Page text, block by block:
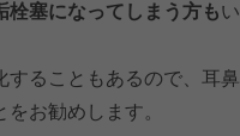
栓塞になってしまう方もい
することもあるので、耳鼻
お勧めします。